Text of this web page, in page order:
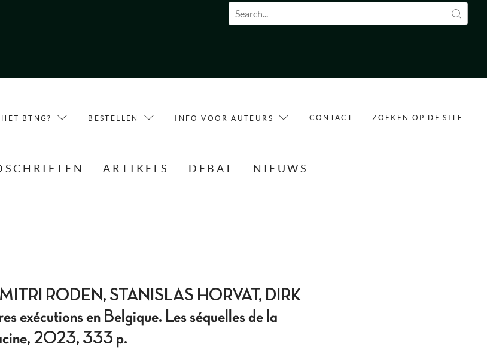
Zoekveld
BTNG? BESTELLEN INFO VOOR AUTEURS CONTACT ZOEKEN OP DE SITE
ARTIKELS DEBAT NIEUWS
RODEN, STANISLAS HORVAT, DIRK
exécutions en Belgique. Les séquelles de la
2023, 333 p.